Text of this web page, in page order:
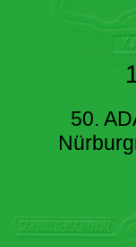
50.